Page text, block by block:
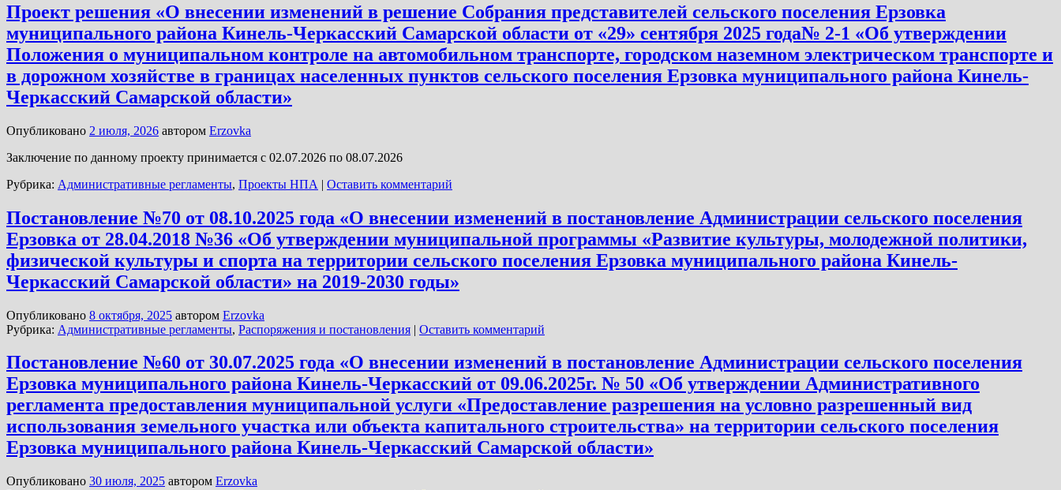
Проект решения «О внесении изменений в решение Собрания представителей сельского поселения Ерзовка
муниципального района Кинель-Черкасский Самарской области от «29» сентября 2025 года№ 2-1 «Об утверждении
Положения о муниципальном контроле на автомобильном транспорте, городском наземном электрическом транспорте и
в дорожном хозяйстве в границах населенных пунктов сельского поселения Ерзовка муниципального района Кинель-
Черкасский Самарской области»
Опубликовано 2 июля, 2026 автором Erzovka
Заключение по данному проекту принимается с 02.07.2026 по 08.07.2026
Рубрика: Административные регламенты, Проекты НПА | Оставить комментарий
Постановление №70 от 08.10.2025 года «О внесении изменений в постановление Администрации сельского поселения
Ерзовка от 28.04.2018 №36 «Об утверждении муниципальной программы «Развитие культуры, молодежной политики,
физической культуры и спорта на территории сельского поселения Ерзовка муниципального района Кинель-
Черкасский Самарской области» на 2019-2030 годы»
Опубликовано 8 октября, 2025 автором Erzovka
Рубрика: Административные регламенты, Распоряжения и постановления | Оставить комментарий
Постановление №60 от 30.07.2025 года «О внесении изменений в постановление Администрации сельского поселения
Ерзовка муниципального района Кинель-Черкасский от 09.06.2025г. № 50 «Об утверждении Административного
регламента предоставления муниципальной услуги «Предоставление разрешения на условно разрешенный вид
использования земельного участка или объекта капитального строительства» на территории сельского поселения
Ерзовка муниципального района Кинель-Черкасский Самарской области»
Опубликовано 30 июля, 2025 автором Erzovka